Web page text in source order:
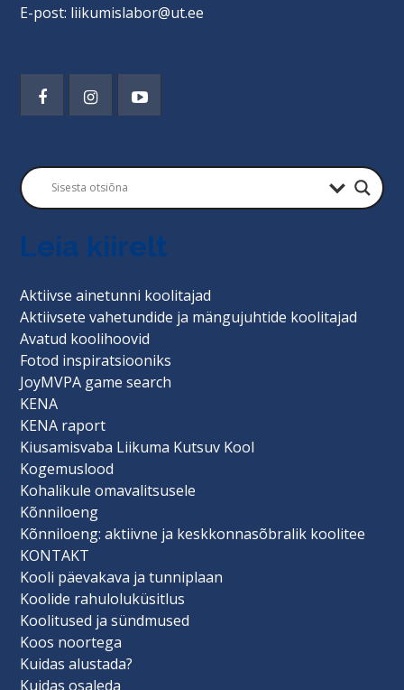
E-post: liikumislabor@ut.ee
Leia kiirelt
Aktiivse ainetunni koolitajad
Aktiivsete vahetundide ja mängujuhtide koolitajad
Avatud koolihoovid
Fotod inspiratsiooniks
JoyMVPA game search
KENA
KENA raport
Kiusamisvaba Liikuma Kutsuv Kool
Kogemuslood
Kohalikule omavalitsusele
Kõnniloeng
Kõnniloeng: aktiivne ja keskkonnasõbralik koolitee
KONTAKT
Kooli päevakava ja tunniplaan
Koolide rahuloluküsitlus
Koolitused ja sündmused
Koos noortega
Kuidas alustada?
Kuidas osaleda